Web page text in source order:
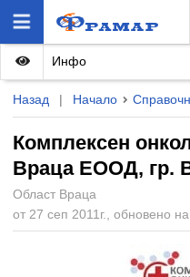
Назад | Начало
Комплексен
Враца ЕООД, гр.
Област Враца
от 27 сеп 2011г., обновено
Инфо